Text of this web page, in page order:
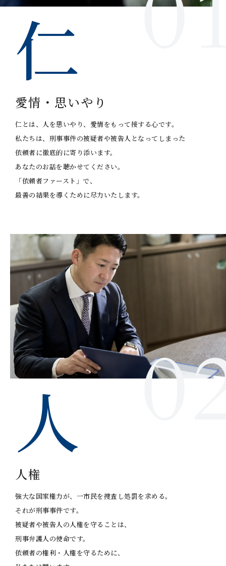
仁
愛情・思いやり
仁とは、人を思いやり、愛情をもって接する心です。
私たちは、刑事事件の被疑者や被告人となってしまった
依頼者に徹底的に寄り添います。
あなたのお話を聴かせてください。
「依頼者ファースト」で、
最善の結果を導くために尽力いたします。
人
人権
強大な国家権力が、一市民を捜査し処罰を求める。
それが刑事事件です。
被疑者や被告人の人権を守ることは、
刑事弁護人の使命です。
依頼者の権利・人権を守るために、